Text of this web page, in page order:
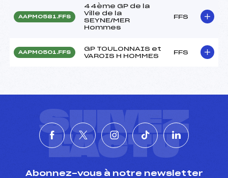
AAPM0581.FFS
44ème GP de la
Ville de la
SEYNE/MER
Hommes
FFS
AAPM0501.FFS
GP TOULONNAIS et
VAROIS H HOMMES
FFS
SUIVEZ
L'ACTU
Abonnez-vous à notre newsletter